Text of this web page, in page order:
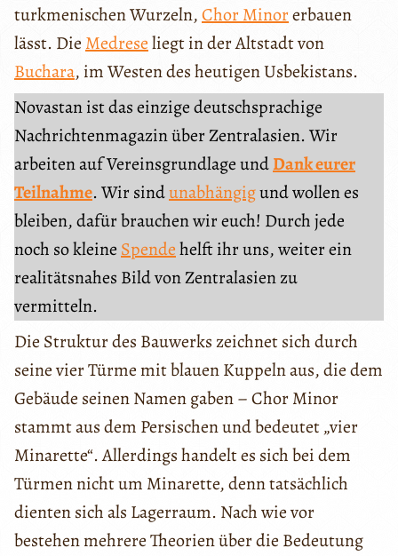
turkmenischen Wurzeln,Chor Minorerbauen
lässt. DieMedreseliegt in der Altstadt von
Buchara, im Westen des heutigen Usbekistans.
Novastan ist das einzige deutschsprachige
Nachrichtenmagazin über Zentralasien. Wir
arbeiten auf Vereinsgrundlage undDank eurer
Teilnahme. Wir sindunabhängigund wollen es
bleiben, dafür brauchen wir euch! Durch jede
noch so kleine Spendehelft ihr uns, weiter ein
realitätsnahes Bild von Zentralasien zu
vermitteln.
Die Struktur des Bauwerks zeichnet sich durch
seine vier Türme mit blauen Kuppeln aus, die dem
Gebäude seinen Namen gaben – Chor Minor
stammt aus dem Persischen und bedeutet „vier
Minarette“. Allerdings handelt es sich bei dem
Türmen nicht um Minarette, denn tatsächlich
dienten sich als Lagerraum. Nach wie vor
bestehen mehrere Theorien über die Bedeutung